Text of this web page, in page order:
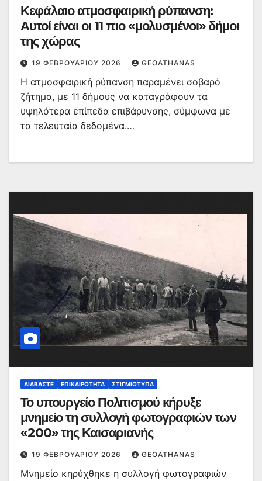
Κεφάλαιο ατμοσφαιρική ρύπανση:
Αυτοί είναι οι 11 πιο «μολυσμένοι» δήμοι
της χώρας
19 ΦΕΒΡΟΥΑΡΊΟΥ 2026 GEOATHANAS
Η ατμοσφαιρική ρύπανση παραμένει σοβαρό
ζήτημα, με 11 δήμους να καταγράφουν τα
υψηλότερα επίπεδα επιβάρυνσης, σύμφωνα με
τα τελευταία δεδομένα.…
ΔΙΑΒΆΣΤΕ ΕΠΙΚΑΙΡΌΤΗΤΑ ΣΤΙΓΜΙΌΤΥΠΑ
Το υπουργείο Πολιτισμού κήρυξε
μνημείο τη συλλογή φωτογραφιών των
«200» της Καισαριανής
19 ΦΕΒΡΟΥΑΡΊΟΥ 2026 GEOATHANAS
Μνημείο κηρύχθηκε η συλλογή φωτογραφιών